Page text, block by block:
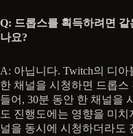
Q: 드롭스를 획득하려면
나요?
A: 아닙니다. Twitch의 디
한 채널을 시청하면 드롭
들어, 30분 동안 한 채널을
도 진행도에는 영향을 미
널을 동시에 시청하더라도